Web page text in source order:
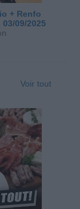
+ Renfo
09/2025
Voir tout